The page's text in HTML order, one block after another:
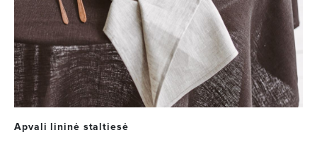
Apvali lininė staltiesė